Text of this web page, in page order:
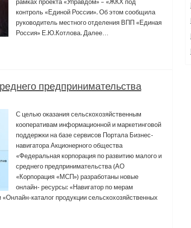
рамках проекта «Управдом» – «ЖКХ под
контроль «Единой России». Об этом сообщила
руководитель местного отделения ВПП «Единая
Россия» Е.Ю.Котлова. Далее…
предпринимательства
С целью оказания сельскохозяйственным
кооперативам информационной и маркетинговой
поддержки на базе сервисов Портала Бизнес-
навигатора Акционерного общества
«Федеральная корпорация по развитию малого и
среднего предпринимательства (АО
«Корпорация «МСП») разработаны новые
онлайн- ресурсы: «Навигатор по мерам
каталог продукции сельскохозяйственных